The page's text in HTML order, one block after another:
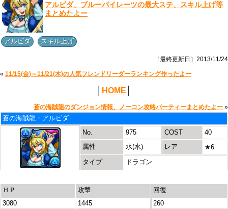
アルビダ、ブルーパイレーツの最大ステ、スキル上げ等
まとめたよー
アルビダ スキル上げ
［最終更新日］2013/11/24
« 11/15(金)～11/21(木)の人気フレンドリーダーランキング作ったよー
HOME
蒼の海賊龍のダンジョン情報、ノーコン攻略パーティーまとめたよー »
蒼の海賊龍・アルビダ
No.
975 COST
40
属性
水(水) レア
★6
タイプ
ドラゴン
ＨＰ 攻撃
回復
3080
1445
260